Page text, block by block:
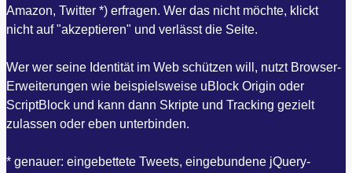
Amazon, Twitter *) erfragen. Wer das nicht möchte, klickt
nicht auf "akzeptieren" und verlässt die Seite.
Wer wer seine Identität im Web schützen will, nutzt Browser-
Erweiterungen wie beispielsweise uBlock Origin oder
ScriptBlock und kann dann Skripte und Tracking gezielt
zulassen oder eben unterbinden.
* genauer: eingebettete Tweets, eingebundene jQuery-